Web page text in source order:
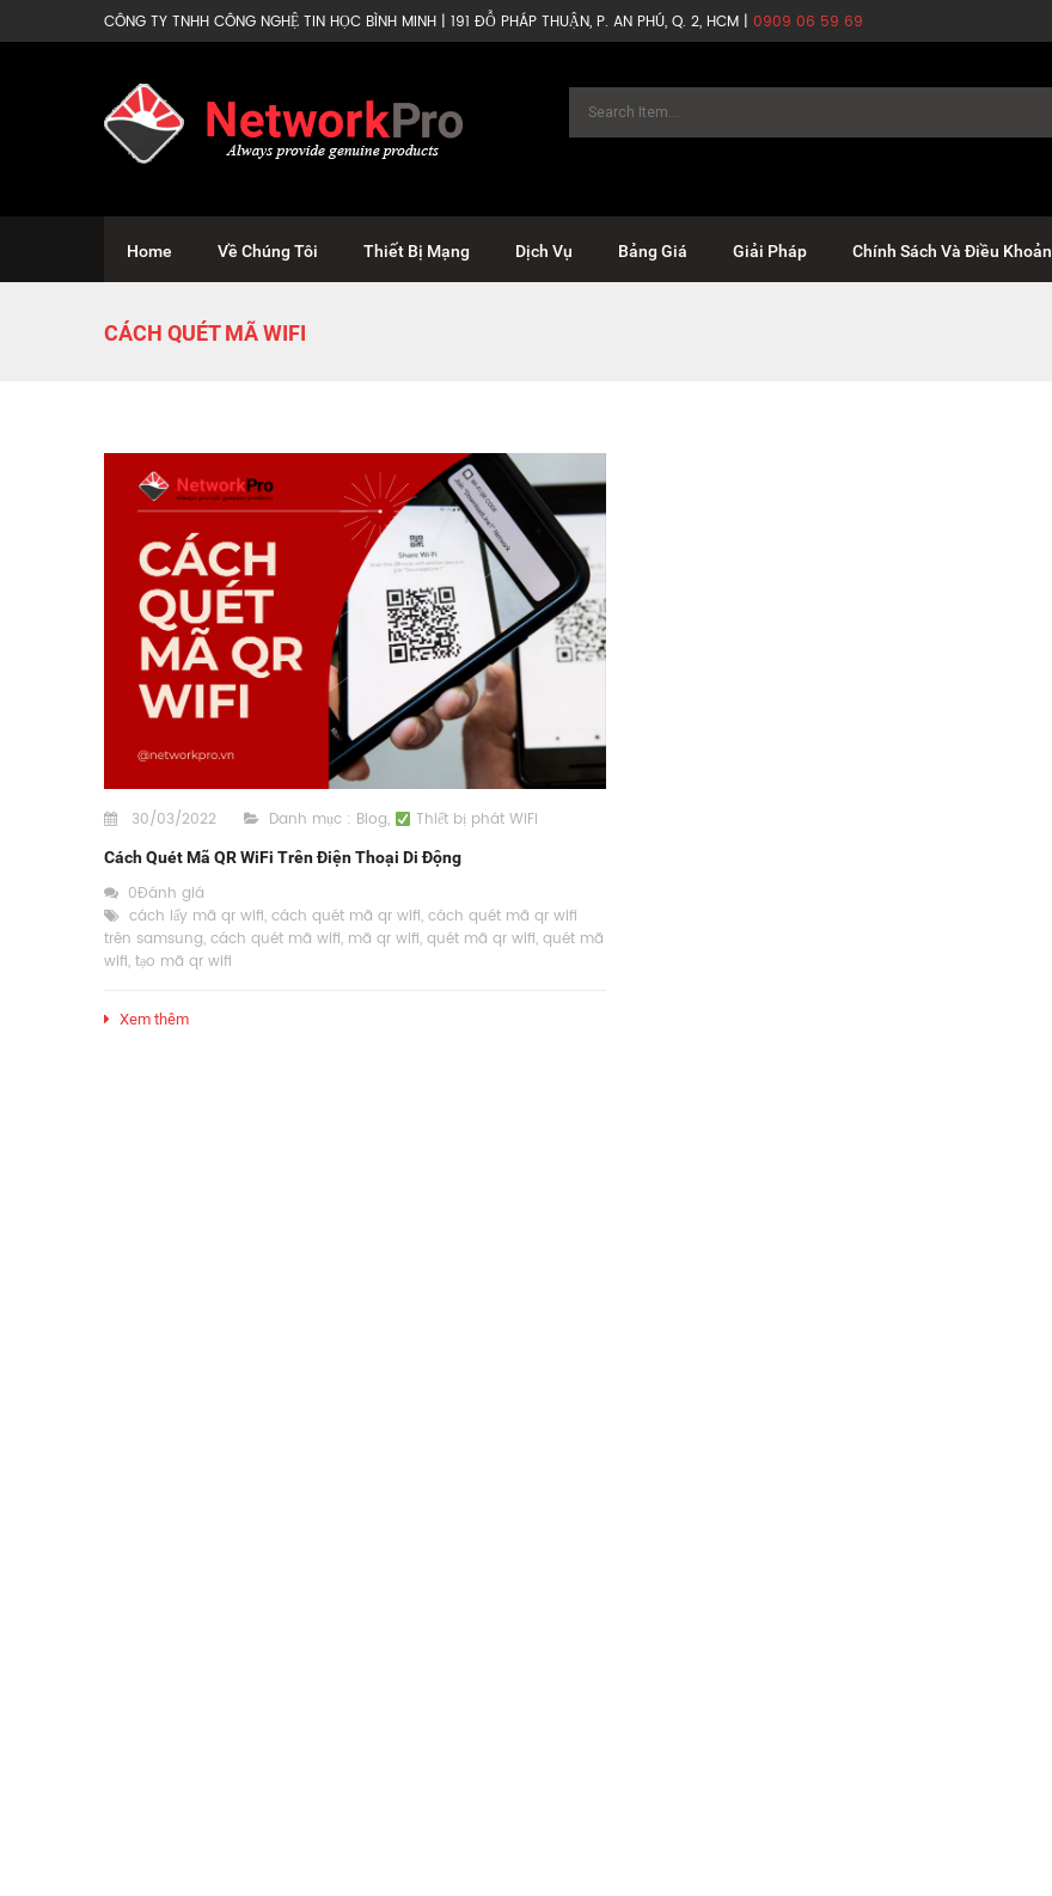
CÔNG TY TNHH CÔNG NGHỆ TIN HỌC BÌNH MINH | 191 ĐỖ PHÁP THUẬN, P. AN PHÚ, Q. 2, HCM | 0909 06 59 69
Home Về Chúng Tôi Thiết Bị Mạng Dịch Vụ Bảng Giá Giải Pháp Chính Sách Và Điều Khoản
CÁCH QUÉT MÃ WIFI
30/03/2022 Danh mục : Blog, Thiết bị phát WiFi
Cách Quét Mã QR WiFi Trên Điện Thoại Di Động
0Đánh giá
cách lấy mã qr wifi, cách quét mã qr wifi, cách quét mã qr wifi
trên samsung, cách quét mã wifi, mã qr wifi, quét mã qr wifi, quét mã
wifi, tạo mã qr wifi
Xem thêm